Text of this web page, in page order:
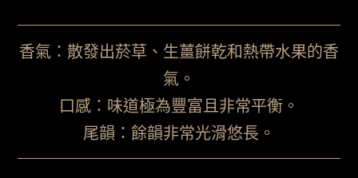
香氣：散發出菸草、生薑餅乾和熱帶水果的香
氣。
口感：味道極為豐富且非常平衡。
尾韻：餘韻非常光滑悠長。